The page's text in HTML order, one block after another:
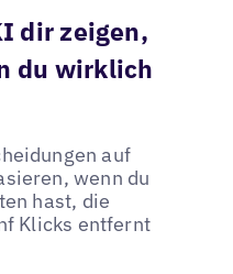
dir zeigen,
du wirklich
auf
wenn du
hast, die
Klicks entfernt